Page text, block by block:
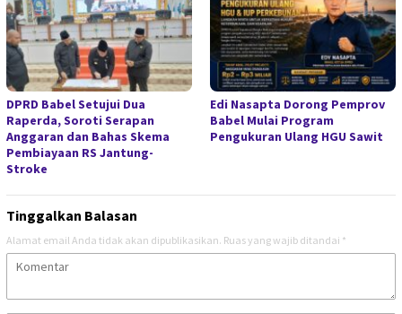
DPRD Babel Setujui Dua
Raperda, Soroti Serapan
Anggaran dan Bahas Skema
Pembiayaan RS Jantung-
Stroke
Edi Nasapta Dorong Pemprov
Babel Mulai Program
Pengukuran Ulang HGU Sawit
Tinggalkan Balasan
Alamat email Anda tidak akan dipublikasikan. Ruas yang wajib ditandai *